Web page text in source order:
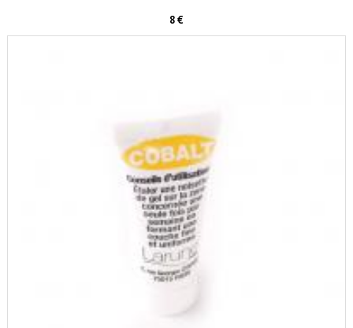
8 €